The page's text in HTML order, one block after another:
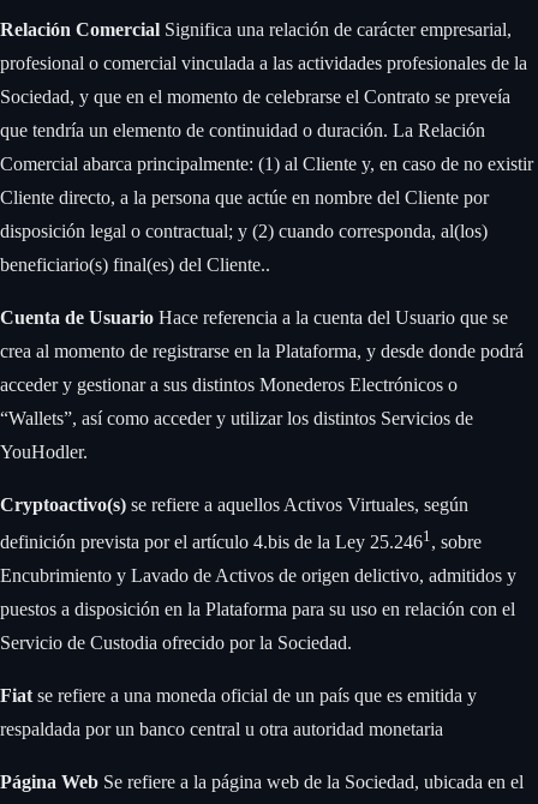
Relación Comercial ‍Significa una relación de carácter empresarial,
profesional o comercial vinculada a las actividades profesionales de la
Sociedad, y que en el momento de celebrarse el Contrato se preveía
que tendría un elemento de continuidad o duración. La Relación
Comercial abarca principalmente: (1) al Cliente y, en caso de no existir
Cliente directo, a la persona que actúe en nombre del Cliente por
disposición legal o contractual; y (2) cuando corresponda, al(los)
beneficiario(s) final(es) del Cliente.. ‍
Cuenta de Usuario ‍Hace referencia a la cuenta del Usuario que se
crea al momento de registrarse en la Plataforma, y desde donde podrá
acceder y gestionar a sus distintos Monederos Electrónicos o
“Wallets”, así como acceder y utilizar los distintos Servicios de
YouHodler. ‍
Cryptoactivo(s) se refiere a aquellos Activos Virtuales, según
definición prevista por el artículo 4.bis de la Ley 25.2461 , sobre
Encubrimiento y Lavado de Activos de origen delictivo, admitidos y
puestos a disposición en la Plataforma para su uso en relación con el
Servicio de Custodia ofrecido por la Sociedad. ‍
Fiat se refiere a una moneda oficial de un país que es emitida y
respaldada por un banco central u otra autoridad monetaria ‍
Página Web ‍Se refiere a la página web de la Sociedad, ubicada en el